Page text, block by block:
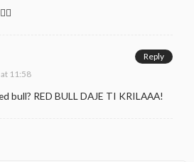
11:58
bull? RED BULL DAJE TI KRILAAA!
Reply